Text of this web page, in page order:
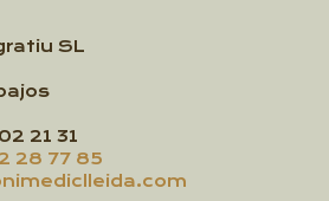
SL
21 31
28 77 85